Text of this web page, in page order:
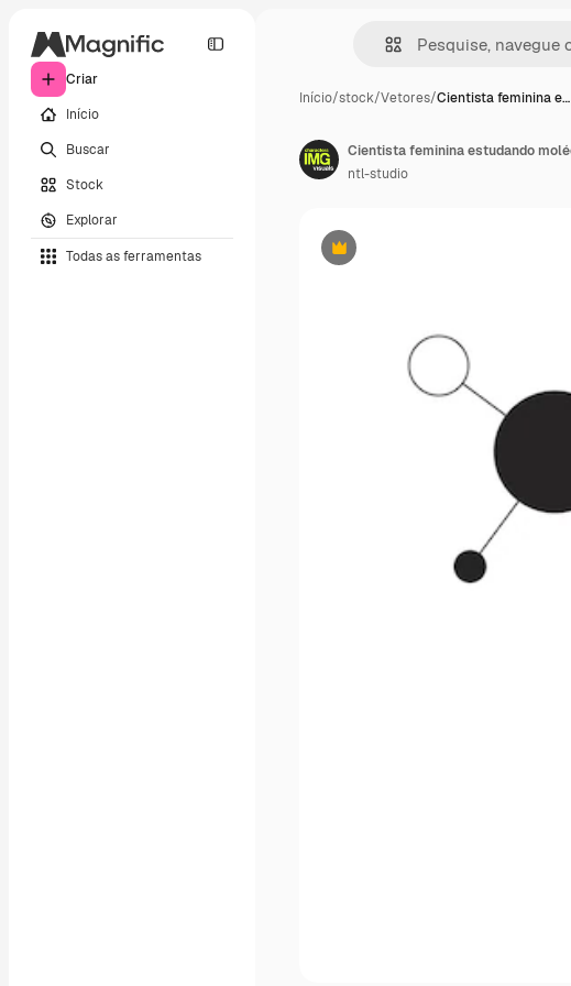
Criar
Início
Buscar
Stock
Explorar
Todas as ferramentas
Início/stock/Vetores/Cientista feminina e…
Premium
ntl-studio